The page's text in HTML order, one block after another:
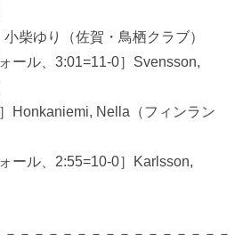
柴ゆり（佐賀・鳥栖クラブ）
ル、3:01=11-0］Svensson,
Honkaniemi, Nella（フィンラン
ル、2:55=10-0］Karlsson,
－－－－－－－－－－－－－－－